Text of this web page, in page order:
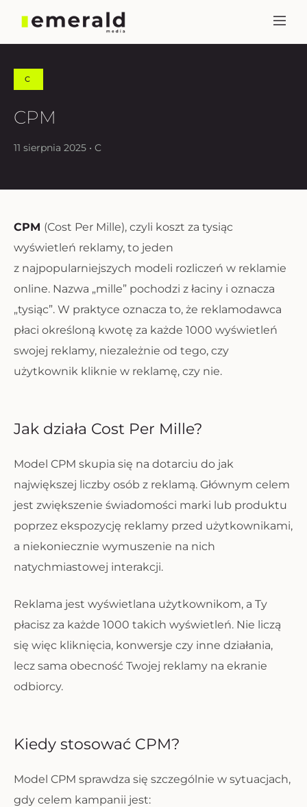
C
CPM
11 sierpnia 2025 • C
CPM (Cost Per Mille), czyli koszt za tysiąc
wyświetleń reklamy, to jeden
z najpopularniejszych modeli rozliczeń w reklamie
online. Nazwa „mille” pochodzi z łaciny i oznacza
„tysiąc”. W praktyce oznacza to, że reklamodawca
płaci określoną kwotę za każde 1000 wyświetleń
swojej reklamy, niezależnie od tego, czy
użytkownik kliknie w reklamę, czy nie.
Jak działa Cost Per Mille?
Model CPM skupia się na dotarciu do jak
największej liczby osób z reklamą. Głównym celem
jest zwiększenie świadomości marki lub produktu
poprzez ekspozycję reklamy przed użytkownikami,
a niekoniecznie wymuszenie na nich
natychmiastowej interakcji.
Reklama jest wyświetlana użytkownikom, a Ty
płacisz za każde 1000 takich wyświetleń. Nie liczą
się więc kliknięcia, konwersje czy inne działania,
lecz sama obecność Twojej reklamy na ekranie
odbiorcy.
Kiedy stosować CPM?
Model CPM sprawdza się szczególnie w sytuacjach,
gdy celem kampanii jest: